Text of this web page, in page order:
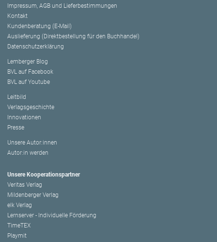
Impressum, AGB und Lieferbestimmungen
Kontakt
Kundenberatung (E-Mail)
Auslieferung (Direktbestellung für den Buchhandel)
Datenschutzerklärung
Lemberger Blog
BVL auf Facebook
BVL auf Youtube
Leitbild
Verlagsgeschichte
Innovationen
Presse
Unsere Autor:innen
Autor:in werden
Unsere Kooperationspartner
Veritas Verlag
Mildenberger Verlag
elk Verlag
Lernserver - Individuelle Förderung
TimeTEX
Playmit